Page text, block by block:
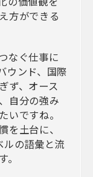
方ができる
なぐ仕事に
ウンド、国際
ず、オース
自分の強み
いですね。
を土台に、
ルの語彙と流